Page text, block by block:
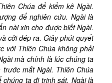
Chúa để kiểm kê Ngài.
để nghiên cứu. Ngài là
nài xin cho được biết Ngài.
cởi dép ra. Giây phút quyết
với Thiên Chúa không phải
mà chính là lúc chúng ta
mắt Ngài. Thiên Chúa
ta đi trinh sát, Ngài là